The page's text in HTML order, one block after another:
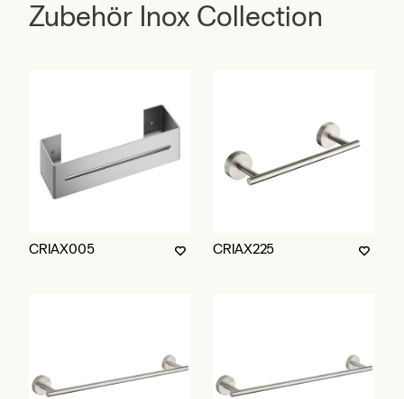
Zubehör Inox Collection
CRIAX005 CRIAX225